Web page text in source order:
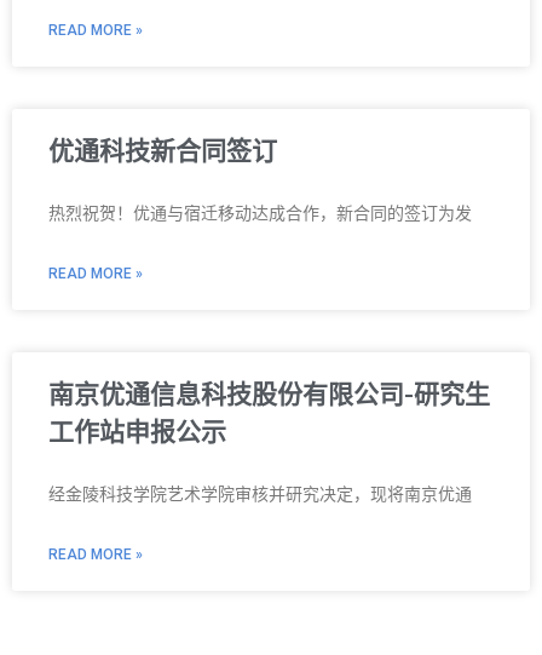
READ MORE »
优通科技新合同签订
热烈祝贺！优通与宿迁移动达成合作，新合同的签订为发
READ MORE »
南京优通信息科技股份有限公司-研究生
工作站申报公示
经金陵科技学院艺术学院审核并研究决定，现将南京优通
READ MORE »